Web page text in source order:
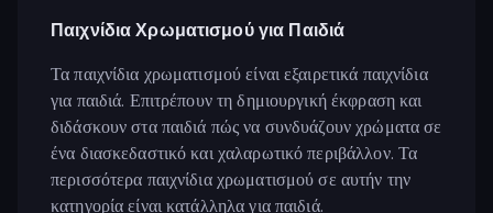
Παιχνίδια Χρωματισμού για Παιδιά
Τα παιχνίδια χρωματισμού είναι εξαιρετικά παιχνίδια
για παιδιά. Επιτρέπουν τη δημιουργική έκφραση και
διδάσκουν στα παιδιά πώς να συνδυάζουν χρώματα σε
ένα διασκεδαστικό και χαλαρωτικό περιβάλλον. Τα
περισσότερα παιχνίδια χρωματισμού σε αυτήν την
κατηγορία είναι κατάλληλα για παιδιά.